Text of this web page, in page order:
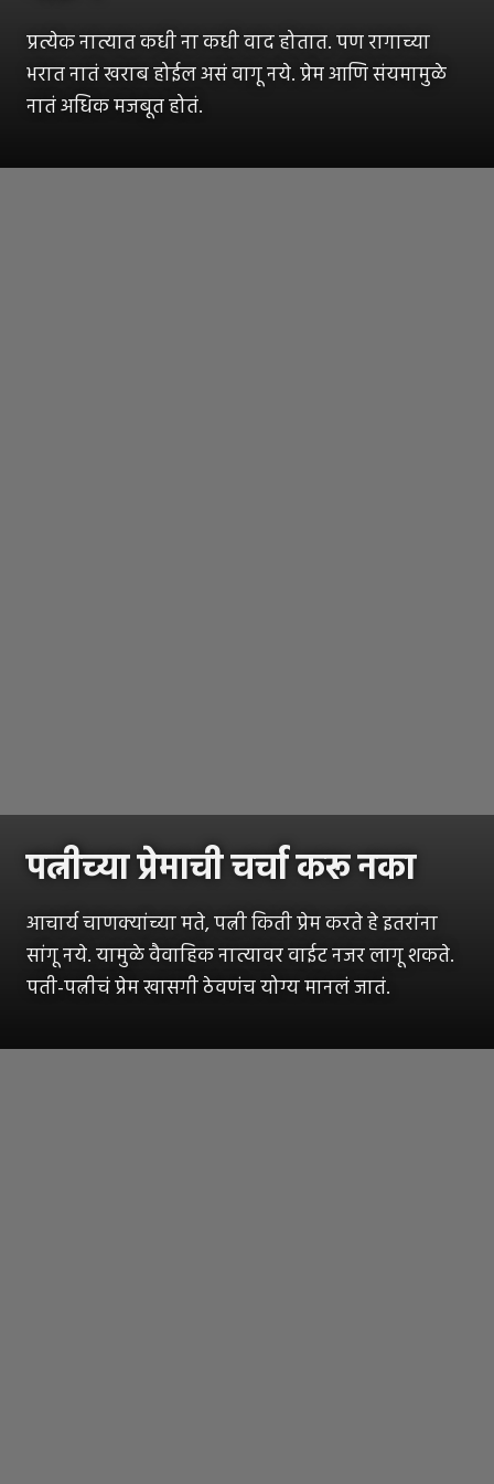
प्रत्येक नात्यात कधी ना कधी वाद होतात. पण रागाच्या
भरात नातं खराब होईल असं वागू नये. प्रेम आणि संयमामुळे
नातं अधिक मजबूत होतं.
पत्नीच्या प्रेमाची चर्चा करू नका
आचार्य चाणक्यांच्या मते, पत्नी किती प्रेम करते हे इतरांना
सांगू नये. यामुळे वैवाहिक नात्यावर वाईट नजर लागू शकते.
पती-पत्नीचं प्रेम खासगी ठेवणंच योग्य मानलं जातं.